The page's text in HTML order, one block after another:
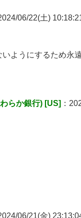
06/22(土)
ようにするため永
らか銀行) [US] ：
06/21(金)